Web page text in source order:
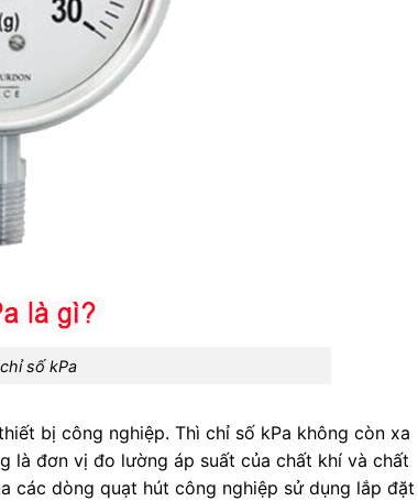
số kPa
bị công nghiệp. Thì chỉ số kPa không còn xa
là đơn vị đo lường áp suất của chất khí và chất
các dòng quạt hút công nghiệp sử dụng lắp đặt